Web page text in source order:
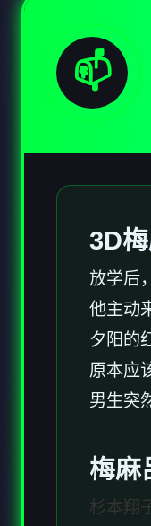
📫
3D梅
放学后
他主动
夕阳的
原本应
男生突
梅麻
杉本翔